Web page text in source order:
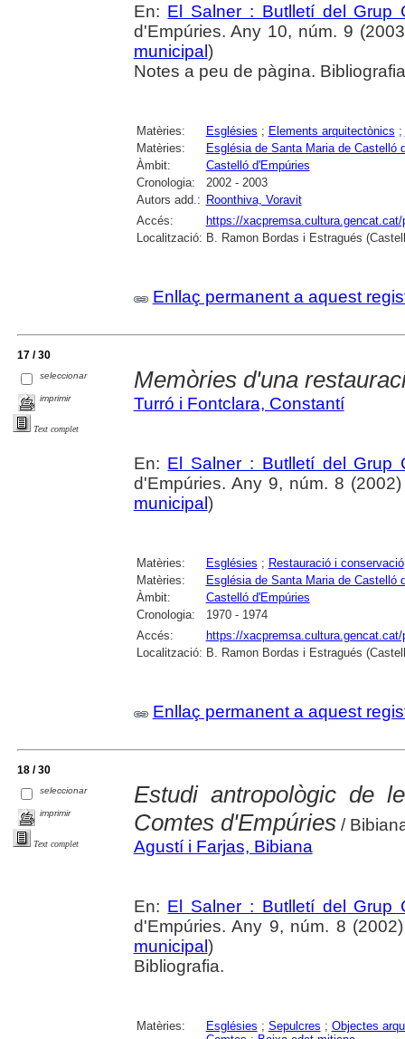
En: El Salner : Butlletí del Grup
d'Empúries. Any 10, núm. 9
municipal)
Notes a peu de pàgina.
Matèries: Esglésies ; Elements arquitectònics ;
Matèries:
Església de Santa Maria de Castelló
Àmbit:
Castelló d'Empúries
Cronologia:
2002 - 2003
Autors add.: Roonthiva, Voravit
Accés:
https://
Localització: B. Ramon Bordas i Estragués
Enllaç permanent a aquest
17 / 30
seleccionar
imprimir
Text complet
Memòries d'una
Turró i Fontclara, Constantí
En: El Salner : Butlletí del Grup
d'Empúries. Any 9, núm. 8
municipal )
Matèries: Esglésies ; Restauració i conservació
Matèries:
Església de Santa Maria de Castelló
Àmbit:
Castelló d'Empúries
Cronologia:
1970 - 1974
Accés:
https://
Localització: B. Ramon Bordas i Estragués
Enllaç permanent a aquest
18 / 30
seleccionar
imprimir
Text complet
Estudi antropològic de
Comtes d'Empúries/
Agustí i Farjas, Bibiana
En: El Salner : Butlletí del Grup
d'Empúries. Any 9, núm. 8
municipal )
Bibliografia.
Matèries: Esglésies ; Sepulcres ; Objectes